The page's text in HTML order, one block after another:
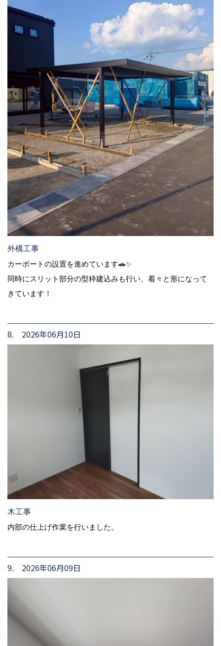
外構工事
カーポートの設置を進めています🚗✨
同時にスリット部分の型枠建込みも行い、着々と形になって
きています！
8. 2026年06月10日
木工事
内部の仕上げ作業を行いました。
9. 2026年06月09日